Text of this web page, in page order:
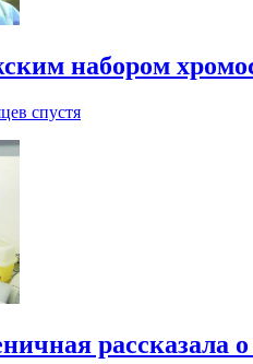
набором
спустя
рассказала